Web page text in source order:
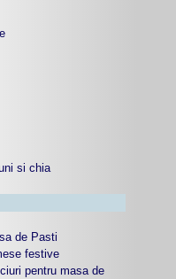
si chia
de Pasti
festive
pentru masa de